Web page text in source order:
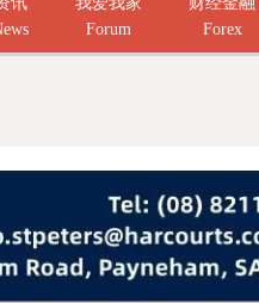
Forum
Forex